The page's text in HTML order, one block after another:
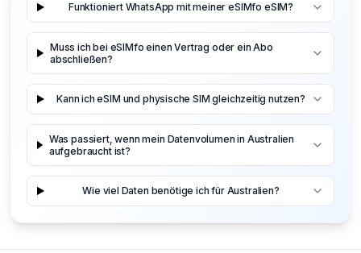
Funktioniert WhatsApp mit meiner eSIMfo eSIM?
Muss ich bei eSIMfo einen Vertrag oder ein Abo
abschließen?
Kann ich eSIM und physische SIM gleichzeitig nutzen?
Was passiert, wenn mein Datenvolumen in Australien
aufgebraucht ist?
Wie viel Daten benötige ich für Australien?